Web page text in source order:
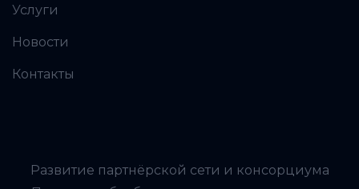
Услуги
Новости
Контакты
Развитие партнёрской сети и консорциума